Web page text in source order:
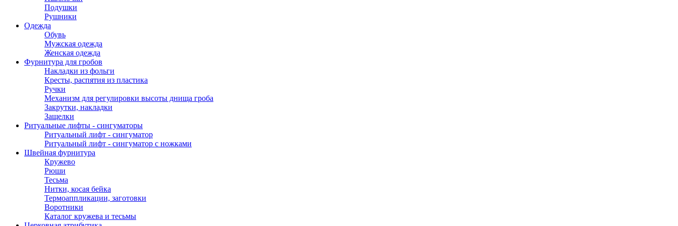
Подушки
Рушники
Одежда
Обувь
Мужская одежда
Женская одежда
Фурнитура для гробов
Накладки из фольги
Кресты, распятия из пластика
Ручки
Механизм для регулировки высоты днища гроба
Закрутки, накладки
Защелки
Ритуальные лифты - сингуматоры
Ритуальный лифт - сингуматор
Ритуальный лифт - сингуматор с ножками
Швейная фурнитура
Кружево
Рюши
Тесьма
Нитки, косая бейка
Термоаппликации, заготовки
Воротники
Каталог кружева и тесьмы